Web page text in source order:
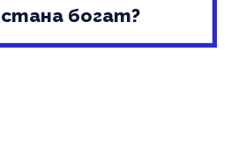
богат?